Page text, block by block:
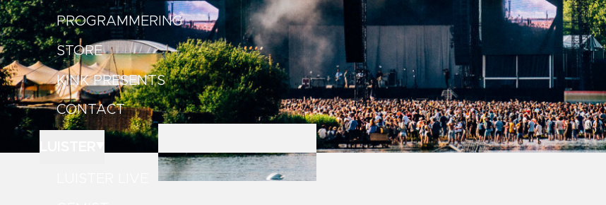
PROGRAMMERING
STORE
KINK PRESENTS
CONTACT